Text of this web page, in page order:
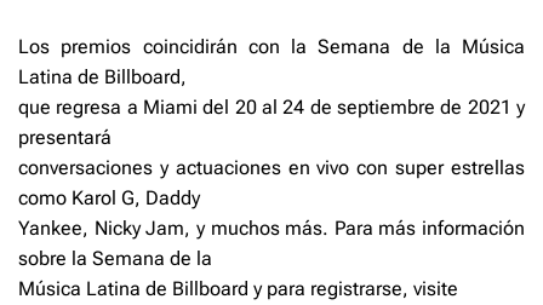
Los premios coincidirán con la Semana de la Música
Latina de Billboard,
que regresa a Miami del 20 al 24 de septiembre de 2021 y
presentará
conversaciones y actuaciones en vivo con super estrellas
como Karol G, Daddy
Yankee, Nicky Jam, y muchos más. Para más información
sobre la Semana de la
Música Latina de Billboard y para registrarse, visite